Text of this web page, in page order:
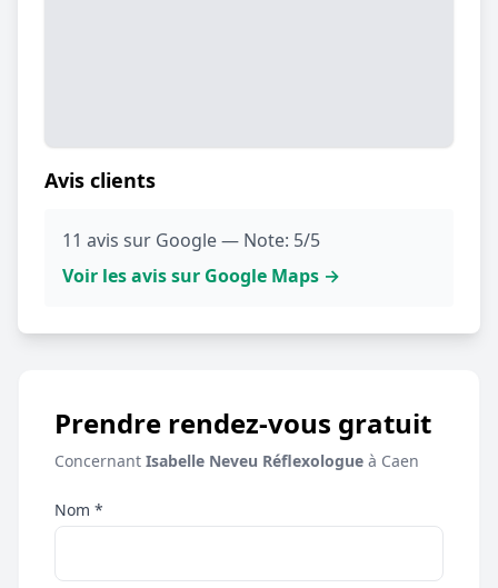
Avis clients
11 avis sur Google — Note: 5/5
Voir les avis sur Google Maps →
Prendre rendez-vous gratuit
Concernant Isabelle Neveu Réflexologue à Caen
Nom *